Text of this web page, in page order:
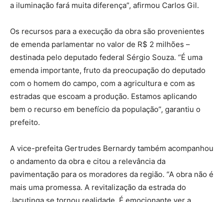
a iluminação fará muita diferença”, afirmou Carlos Gil.
Os recursos para a execução da obra são provenientes
de emenda parlamentar no valor de R$ 2 milhões –
destinada pelo deputado federal Sérgio Souza. “É uma
emenda importante, fruto da preocupação do deputado
com o homem do campo, com a agricultura e com as
estradas que escoam a produção. Estamos aplicando
bem o recurso em benefício da população”, garantiu o
prefeito.
A vice-prefeita Gertrudes Bernardy também acompanhou
o andamento da obra e citou a relevância da
pavimentação para os moradores da região. “A obra não é
mais uma promessa. A revitalização da estrada do